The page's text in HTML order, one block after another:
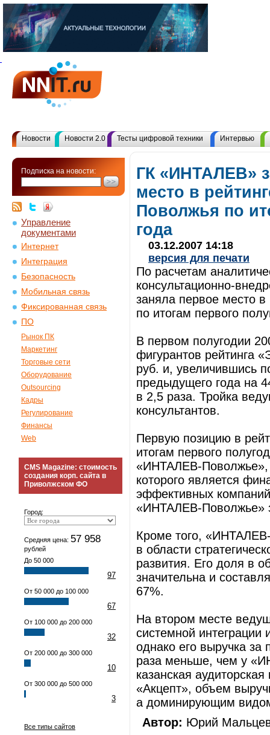
Новости Новости 2.0 Тесты цифровой техники Интервью
Подписка на новости:
Управление
документами
Интернет
Интеграция
Безопасность
Мобильная связь
Фиксированная связь
ПО
Рынок ПК
Маркетинг
Торговые сети
Оборудование
Outsourcing
Кадры
Регулирование
Финансы
Web
CMS Magazine: стоимость
создания корп. сайта в
Приволжском ФО
Город:
Средняя цена: 57 958
рублей
До 50 000
97
От 50 000 до 100 000
67
От 100 000 до 200 000
32
От 200 000 до 300 000
10
От 300 000 до 500 000
3
Все типы сайтов
ГК «ИНТАЛЕВ»
место в
Поволжья по
года
03.12.2007 14:18
версия для печати
По расчетам
консультационно-
заняла первое место
по итогам первого
В первом полугодии
фигурантов рейтинга
руб. и, увеличившись
предыдущего года на
в 2,5 раза. Тройка
консультантов.
Первую позицию в
итогам первого
«ИНТАЛЕВ-Поволжье»,
которого является
эффективных
«ИНТАЛЕВ-Поволжье»
Кроме того,
в области
развития. Его доля в
значительна и
67%.
На втором месте
системной интеграции
однако его выручка за
раза меньше, чем у
казанская
«Акцепт», объем
а доминирующим
Автор: Юрий